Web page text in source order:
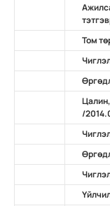
Том
/